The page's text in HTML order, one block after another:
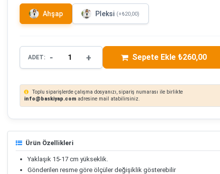
Ahşap Pleksi (+₺20,00)
ADET: - + Sepete Ekle ₺260,00
Toplu siparişlerde çalışma dosyanızı, sipariş numarası ile birlikte
info@baskiyap.com adresine mail atabilirsiniz.
Ürün Özellikleri
Yaklaşık 15-17 cm yükseklik.
Gönderilen resme göre ölçüler değişiklik gösterebilir